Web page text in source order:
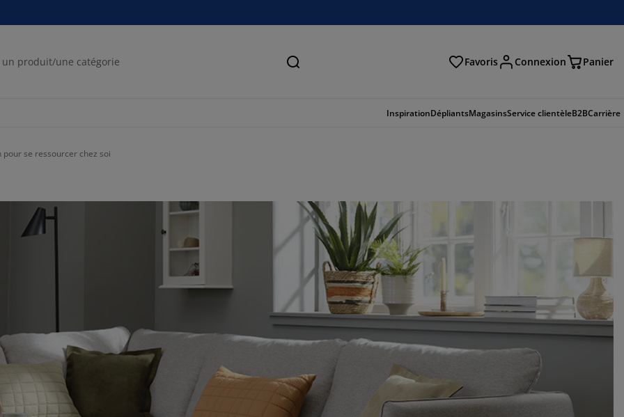
Recherche Favoris Connexion Panier
InspirationDépliantsMagasinsService clientèleB2BCarrière
pour se ressourcer chez soi